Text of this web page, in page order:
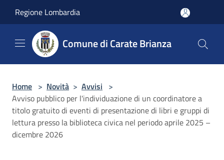
Regione Lombardia
Comune di Carate Brianza
Home > Novità > Avvisi >
Avviso pubblico per l'individuazione di un coordinatore a
titolo gratuito di eventi di presentazione di libri e gruppi di
lettura presso la biblioteca civica nel periodo aprile 2025 –
dicembre 2026